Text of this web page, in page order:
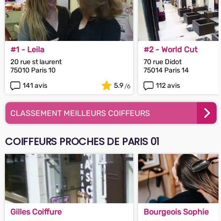
#1 - Leila
20 rue st laurent
75010 Paris 10
141 avis
5.9
#2 - World Cut
70 rue Didot
75014 Paris 14
112 avis
CLASSEMENT MEILLEURS COIFFEURS
COIFFEURS PROCHES DE PARIS 01
Gilles Coiffure Bourgeois Sophie